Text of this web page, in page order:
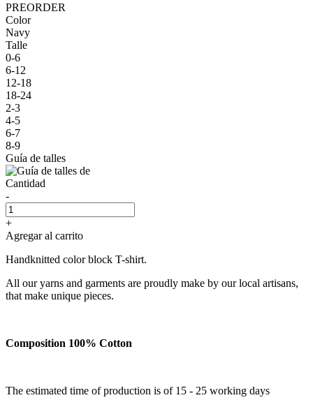
PREORDER
Color
Navy
Talle
0-6
6-12
12-18
18-24
2-3
4-5
6-7
8-9
Guía de talles
Cantidad
-
+
Agregar al carrito
Handknitted color block T-shirt.
All our yarns and garments are proudly make by our local artisans,
that make unique pieces.
Composition 100% Cotton
The estimated time of production is of 15 - 25 working days